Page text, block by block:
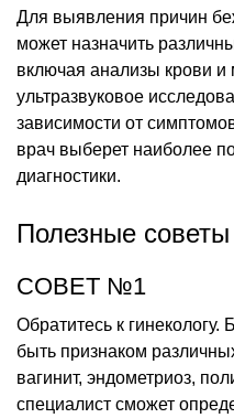
Для выявления причин
может назначить
включая анализы крови и
ультразвуковое
зависимости от
врач выберет наиболее
диагностики.
Полезные советы
СОВЕТ №1
Обратитесь к
быть признаком
вагинит, эндометриоз,
специалист сможет